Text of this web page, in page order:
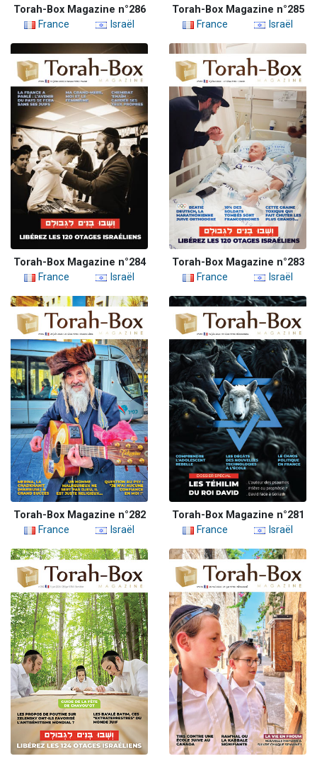
Torah-Box Magazine n°286
France
Israël
Torah-Box Magazine n°285
France
Israël
Torah-Box Magazine n°284
France
Israël
Torah-Box Magazine n°283
France
Israël
Torah-Box Magazine n°282
France
Israël
Torah-Box Magazine n°281
France
Israël